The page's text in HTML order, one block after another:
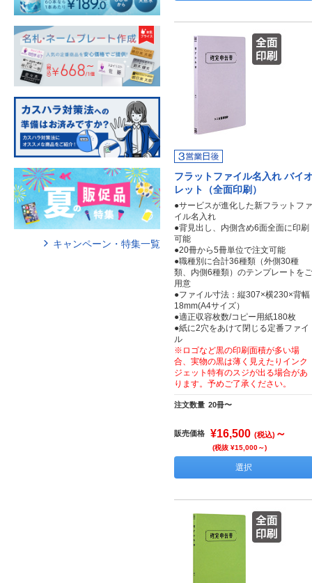
フラットファイル名入れ バイ
レット（全面印刷）
●サービスが進化した新フラットファ
イル名入れ
●背見出し、内側含め6面全面に印刷
可能
●20冊から5冊単位で注文可能
●職種別に合計36種類（外側30種
類、内側6種類）のテンプレートをご
用意
●ファイル寸法：縦307×横230×背幅
18mm(A4サイズ）
●適正収容枚数/コピー用紙180枚
●紙に2穴をあけて閉じる定番ファイ
ル
※ロゴなど黒の印刷面積が多い場
合、実物の黒は薄く見えたりインク
ジェット特有のスジが出る場合があ
ります。予めご了承ください。
注文数量 20冊〜
販売価格 ¥16,500 (税込) ～
(税抜 ¥15,000～)
選択
キャンペーン・特集一覧